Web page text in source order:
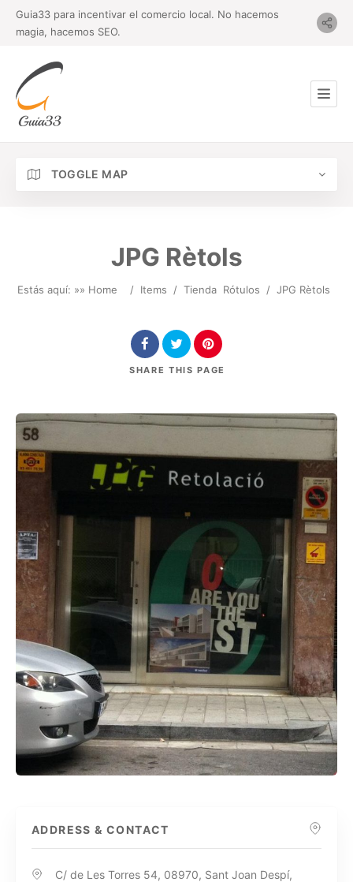
Guia33 para incentivar el comercio local. No hacemos
magia, hacemos SEO.
TOGGLE MAP
JPG Rètols
Estás aquí: »» Home / Items / Tienda Rótulos / JPG Rètols
SHARE THIS PAGE
ADDRESS & CONTACT
C/ de Les Torres 54, 08970, Sant Joan Despí,